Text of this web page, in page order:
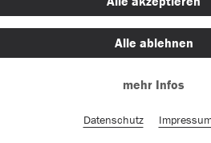
Alle ablehnen
mehr Infos
Datenschutz